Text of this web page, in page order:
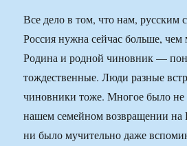
Все дело в том, что нам, русским
Россия нужна сейчас больше,
Родина и родной чиновник —
тождественные. Люди разные
чиновники тоже. Многое было не
нашем семейном возвращении на
ни было мучительно даже